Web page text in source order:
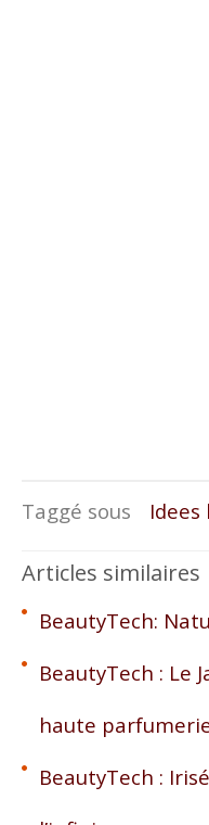
Taggé sous Idees
Articles similaires
BeautyTech:
BeautyTech : Le
haute
BeautyTech :